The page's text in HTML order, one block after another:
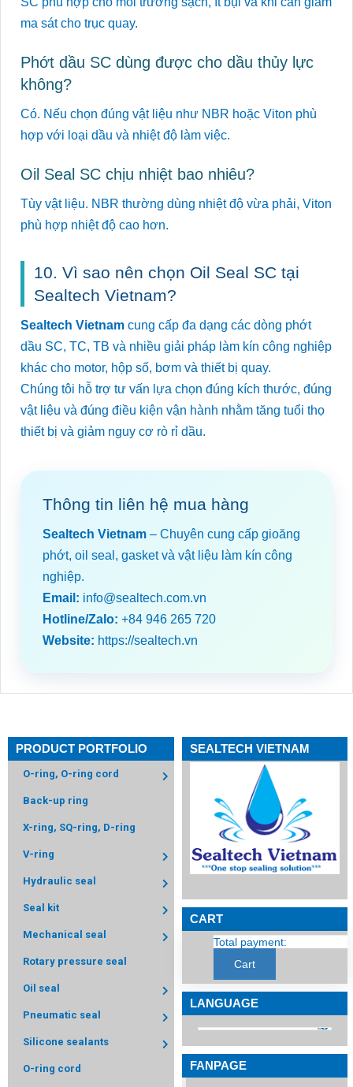
PRODUCT PORTFOLIO
O-ring, O-ring cord
Back-up ring
X-ring, SQ-ring, D-ring
V-ring
Hydraulic seal
Seal kit
Mechanical seal
Rotary pressure seal
Oil seal
Pneumatic seal
Silicone sealants
O-ring cord
ma sát cho trục quay.
Phớt dầu SC dùng được cho dầu thủy lực
không?
Có. Nếu chọn đúng vật liệu như NBR hoặc Viton phù
hợp với loại dầu và nhiệt độ làm việc.
Oil Seal SC chịu nhiệt bao nhiêu?
Tùy vật liệu. NBR thường dùng nhiệt độ vừa phải, Viton
phù hợp nhiệt độ cao hơn.
10. Vì sao nên chọn Oil Seal SC tại
Sealtech Vietnam?
Sealtech Vietnam cung cấp đa dạng các dòng phớt
dầu SC, TC, TB và nhiều giải pháp làm kín công nghiệp
khác cho motor, hộp số, bơm và thiết bị quay.
Chúng tôi hỗ trợ tư vấn lựa chọn đúng kích thước, đúng
vật liệu và đúng điều kiện vận hành nhằm tăng tuổi thọ
thiết bị và giảm nguy cơ rò rỉ dầu.
Thông tin liên hệ mua hàng
Sealtech Vietnam – Chuyên cung cấp gioăng
phớt, oil seal, gasket và vật liệu làm kín công
nghiệp.
Email: info@sealtech.com.vn
Hotline/Zalo: +84 946 265 720
Website: https://sealtech.vn
SEALTECH VIETNAM
CART
Total payment:
Cart
LANGUAGE
FANPAGE